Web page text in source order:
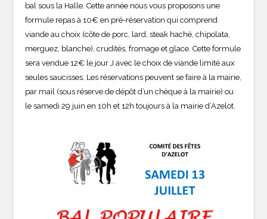
bal sous la Halle. Cette année nous vous proposons une
formule repas à 10€ en pré-réservation qui comprend
viande au choix (côte de porc, lard, steak haché, chipolata,
merguez, blanche), crudités, fromage et glace. Cette formule
sera vendue 12€ le jour J avec le choix de viande limité aux
seules saucisses. Les réservations peuvent se faire à la mairie,
par mail (sous réserve de dépôt d’un chèque à la mairie) ou
le samedi 29 juin en 10h et 12h toujours à la mairie d’Azelot.